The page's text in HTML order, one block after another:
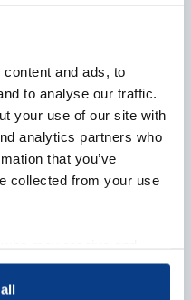
and ads, to
to analyse our traffic.
your use of our site with
analytics partners who
that you’ve
collected from your use
coach